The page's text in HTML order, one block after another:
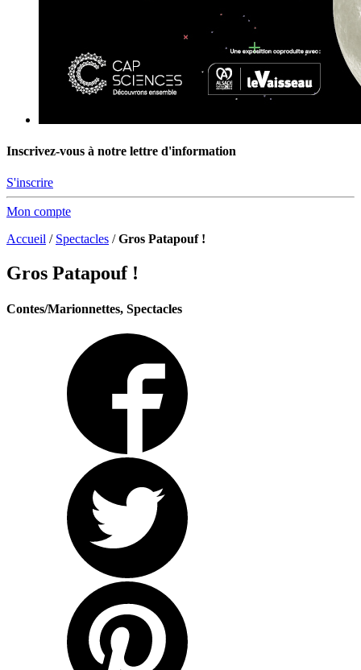
Inscrivez-vous à notre lettre d'information
S'inscrire
Mon compte
Accueil / Spectacles /Gros Patapouf !
Gros Patapouf !
Contes/Marionnettes, Spectacles